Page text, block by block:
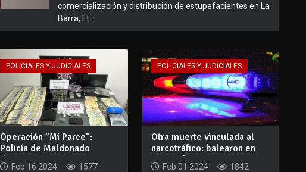
comercialización y distribución de estupefacientes en La
Barra, El...
POLICIALES Y JUDICIALES
Operación "Mi Parce":
Policía de Maldonado
detuvo a una pare...
Feb 16 2024
1577
POLICIALES Y JUDICIALES
Otra muerte vinculada al
narcotráfico: balearon en
San Carlo...
Feb 01 2024
1842